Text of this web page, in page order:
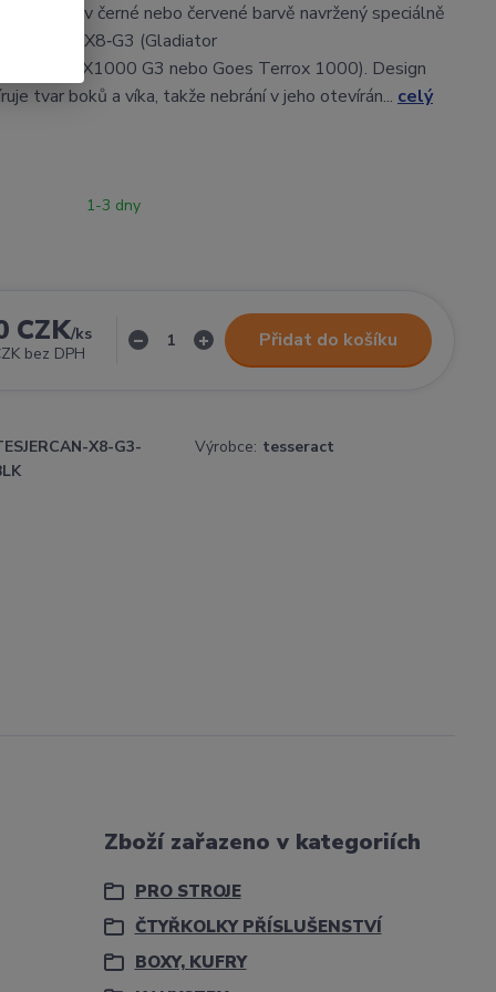
5 litrů v černé nebo červené barvě navržený speciálně
Tesseract X8‑G3 (Gladiator
a X850/X1000 G3 nebo Goes Terrox 1000). Design
tvar boků a víka, takže nebrání v jeho otevírán... celý
1-3 dny
CZK/ks
bez DPH
Přidat do košíku
X8-G3-
Výrobce: tesseract
Zboží zařazeno v kategoriích
PRO STROJE
ČTYŘKOLKY PŘÍSLUŠENSTVÍ
BOXY, KUFRY